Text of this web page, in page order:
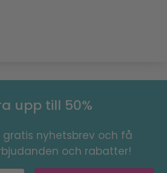
upp till 50%
nyhetsbrev och få
och rabatter!